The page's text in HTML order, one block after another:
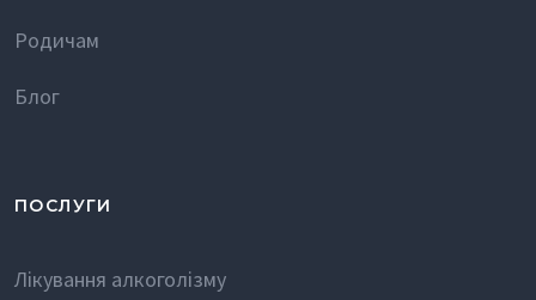
Родичам
Блог
ПОСЛУГИ
Лікування алкоголізму